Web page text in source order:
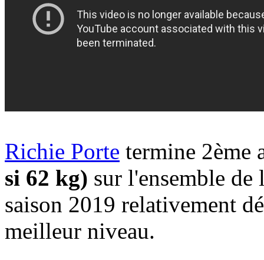
Richie Porte termine 2ème
si 62 kg) sur l'ensemble
saison 2019 relativement
meilleur niveau.